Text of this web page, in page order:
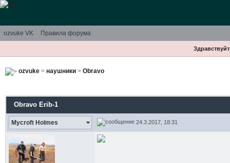
ozvuke VK Правила форума
ozvuke> наушники> Obravo
Obravo Erib-1
Mycroft Holmes 24.3.2017, 18:31